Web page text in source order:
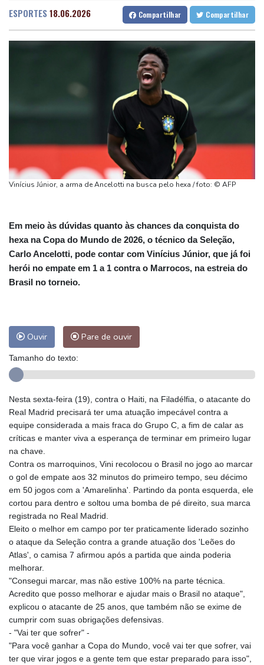
Fortaleza
27 °C Goiânia
32 °C
Rio de Janeiro
31 °C
São Paulo
29 °C Salvador
25 °C
na Venezuela
Uefa mantém boicote às competições da Fifa
Chuva define cardápio de restaurante em São Paulo com 3
Turista franco-argentino testa positivo para hantavírus, anuncia
Mohamed Salah assina por duas temporadas com o Trabzonspor,
Real Madrid anuncia contratação do atacante marfinense Yan
Três pontos para entender por que Ortega quer excluir oposição
das eleições
ESPORTES18.06.2026 Compartilhar Compartilhar
Vinícius Júnior, a arma de Ancelotti na busca pelo hexa / foto: © AFP
Em meio às dúvidas quanto às chances da conquista do
hexa na Copa do Mundo de 2026, o técnico da Seleção,
Carlo Ancelotti, pode contar com Vinícius Júnior, que já foi
herói no empate em 1 a 1 contra o Marrocos, na estreia do
Brasil no torneio.
Ouvir Pare de ouvir
Tamanho do texto:
Nesta sexta-feira (19), contra o Haiti, na Filadélfia, o atacante do
Real Madrid precisará ter uma atuação impecável contra a
equipe considerada a mais fraca do Grupo C, a fim de calar as
críticas e manter viva a esperança de terminar em primeiro lugar
na chave.
Contra os marroquinos, Vini recolocou o Brasil no jogo ao marcar
o gol de empate aos 32 minutos do primeiro tempo, seu décimo
em 50 jogos com a 'Amarelinha'. Partindo da ponta esquerda, ele
cortou para dentro e soltou uma bomba de pé direito, sua marca
registrada no Real Madrid.
Eleito o melhor em campo por ter praticamente liderado sozinho
o ataque da Seleção contra a grande atuação dos 'Leões do
Atlas', o camisa 7 afirmou após a partida que ainda poderia
melhorar.
"Consegui marcar, mas não estive 100% na parte técnica.
Acredito que posso melhorar e ajudar mais o Brasil no ataque",
explicou o atacante de 25 anos, que também não se exime de
cumprir com suas obrigações defensivas.
- "Vai ter que sofrer" -
"Para você ganhar a Copa do Mundo, você vai ter que sofrer, vai
ter que virar jogos e a gente tem que estar preparado para isso",